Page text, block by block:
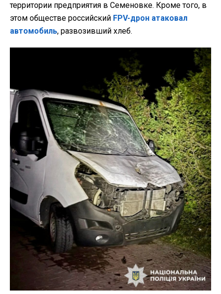
территории предприятия в Семеновке. Кроме того, в
этом обществе российский FPV-дрон атаковал
автомобиль, развозивший хлеб.